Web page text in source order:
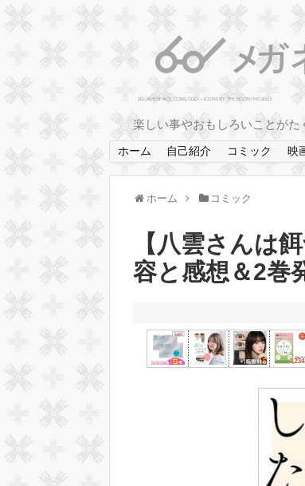
楽しい事やおもしろいことが
ホーム 自己紹介 コミック 映
ホーム コミック
【八雲さんは
容と感想＆2巻